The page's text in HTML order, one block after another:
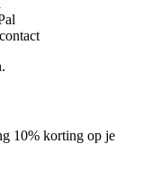
10% korting op je